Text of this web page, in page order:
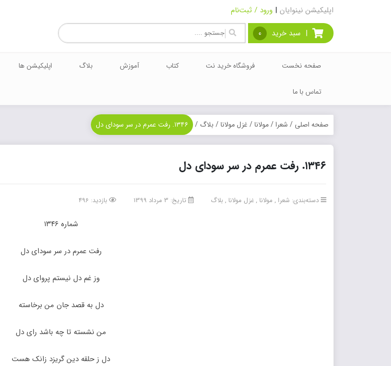
اپلیکیشن نینوایان | ورود / ثبت‌نام
| سبد خرید 0
صفحه نخست فروشگاه خرید نت کتاب آموزش بلاگ اپلیکیشن ها
تماس با ما
صفحه اصلی / شعرا/مولانا/ غزل مولانا/ بلاگ / ۱۳۴۶. رفت عمرم در سر سودای دل
۱۳۴۶. رفت عمرم در سر سودای دل
دسته‌بندی: شعرا , مولانا ,غزل مولانا ,بلاگ تاریخ: 3 مرداد 1399 بازدید: 496
شماره ۱۳۴۶
رفت عمرم در سر سودای دل
وز غم دل نیستم پروای دل
دل به قصد جان من برخاسته
من نشسته تا چه باشد رای دل
دل ز حلقه دین گریزد زانک هست